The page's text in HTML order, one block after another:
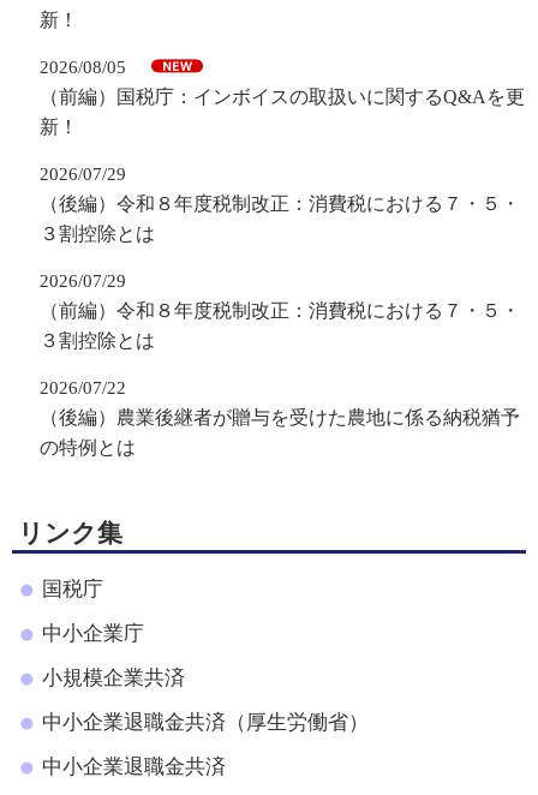
新！
2026/08/05
（前編）国税庁：インボイスの取扱いに関するQ&Aを更
新！
2026/07/29
（後編）令和８年度税制改正：消費税における７・５・
３割控除とは
2026/07/29
（前編）令和８年度税制改正：消費税における７・５・
３割控除とは
2026/07/22
（後編）農業後継者が贈与を受けた農地に係る納税猶予
の特例とは
リンク集
国税庁
中小企業庁
小規模企業共済
中小企業退職金共済（厚生労働省）
中小企業退職金共済